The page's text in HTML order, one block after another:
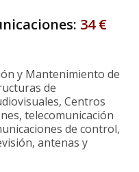
34 €
y Mantenimiento de
de
Centros
telecomunicación
de control,
antenas y